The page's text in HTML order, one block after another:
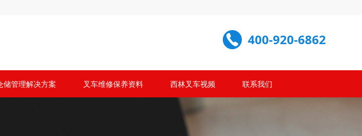
400-920-6862
储管理解决方案 叉车维修保养资料 西林叉车视频 联系我们